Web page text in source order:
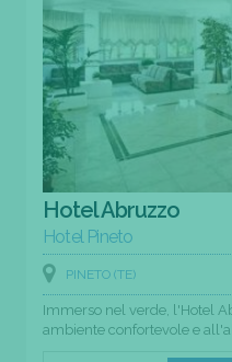
Hotel Abruzzo
Hotel Pineto
PINETO (TE)
Immerso nel verde, l'Hotel
ambiente confortevole e